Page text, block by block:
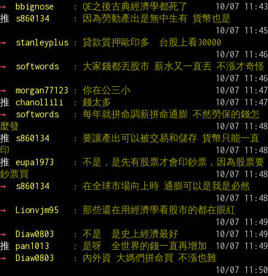
→
bbignose
: QE之後古典經濟學都死了
推
s860134 : 因為勞動產出是無中生有 貨幣也是
→ stanleyplus : 貸款質押歐印多  台股上看30000
→ softwords : 大家錢都丟股市 薪水又一直丟 不漲才奇怪
→ morgan77123
: 你在公三小
推
chanollili
: 錢太多
→
softwords
: 每年就拼命調薪拼命通膨 不然勞保的錢怎
麼發
推
s860134
: 要讓產出可以被交易和儲存 貨幣只能一直
印
推
eupa1973
: 不是，是先有股票才會印鈔票，因為股票要
鈔票買
→
s860134 : 在全球市場向上時 通膨可以是我是必然
→ Lionvjm95 : 那些還在用經濟學看股市的都在眼紅
→ Diaw0803
: 不是  是史上經濟最好
推
pan1013
: 是呀  全世界的錢一直再增加
→
Diaw0803 : 內外資 大媽們拼命買 不漲也難